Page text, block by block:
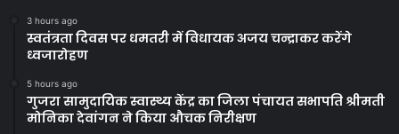
3 hours ago
स्वतंत्रता दिवस पर धमतरी में विधायक अजय चन्द्राकर करेंगे
ध्वजारोहण
5 hours ago
गुजरा सामुदायिक स्वास्थ्य केंद्र का जिला पंचायत सभापति श्रीमती
मोनिका देवांगन ने किया औचक निरीक्षण